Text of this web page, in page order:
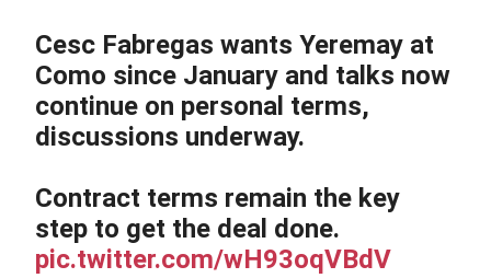
Cesc Fabregas wants Yeremay at
Como since January and talks now
continue on personal terms,
discussions underway.
Contract terms remain the key
step to get the deal done.
pic.twitter.com/wH93oqVBdV